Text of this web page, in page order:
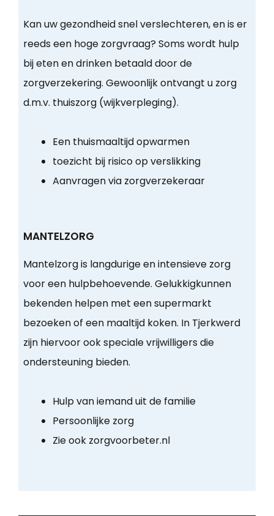
Kan uw gezondheid snel verslechteren, en is er
reeds een hoge zorgvraag? Soms wordt hulp
bij eten en drinken betaald door de
zorgverzekering. Gewoonlijk ontvangt u zorg
d.m.v. thuiszorg (wijkverpleging).
Een thuismaaltijd opwarmen
toezicht bij risico op verslikking
Aanvragen via zorgverzekeraar
MANTELZORG
Mantelzorg is langdurige en intensieve zorg
voor een hulpbehoevende. Gelukkigkunnen
bekenden helpen met een supermarkt
bezoeken of een maaltijd koken. In Tjerkwerd
zijn hiervoor ook speciale vrijwilligers die
ondersteuning bieden.
Hulp van iemand uit de familie
Persoonlijke zorg
Zie ook zorgvoorbeter.nl